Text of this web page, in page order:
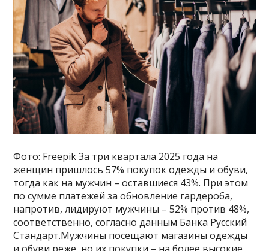
Фото: Freepik За три квартала 2025 года на
женщин пришлось 57% покупок одежды и обуви,
тогда как на мужчин – оставшиеся 43%. При этом
по сумме платежей за обновление гардероба,
напротив, лидируют мужчины – 52% против 48%,
соответственно, согласно данным Банка Русский
Стандарт.Мужчины посещают магазины одежды